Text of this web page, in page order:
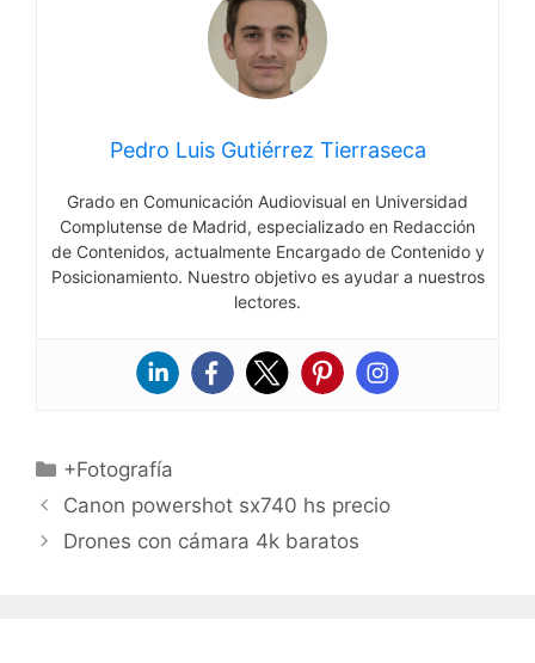
Pedro Luis Gutiérrez Tierraseca
Grado en Comunicación Audiovisual en Universidad
Complutense de Madrid, especializado en Redacción
de Contenidos, actualmente Encargado de Contenido y
Posicionamiento. Nuestro objetivo es ayudar a nuestros
lectores.
Categorías
+Fotografía
Canon powershot sx740 hs precio
Drones con cámara 4k baratos